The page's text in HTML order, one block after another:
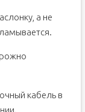
а не
кабель в